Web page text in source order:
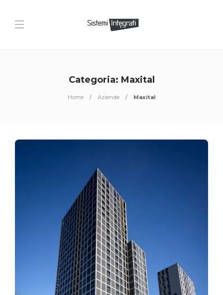
Categoria: Maxital
Home Aziende Maxital